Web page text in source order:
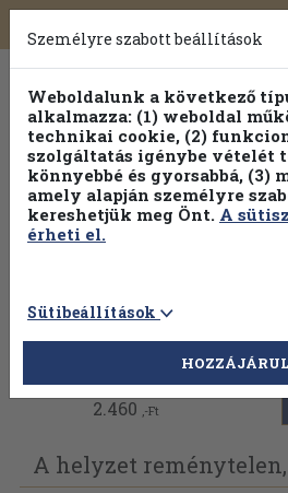
Toggle
navigation
Vissza az előző oldalra
2.460 ,-Ft
A helyzet
Személyre szabott beállítások
Weboldalunk a következő
alkalmazza: (1) weboldal
technikai cookie, (2)
szolgáltatás igénybe vételét
könnyebbé és gyorsabbá, (3)
amely alapján személyre
kereshetjük meg Önt. A
érheti el.
Sütibeállítások